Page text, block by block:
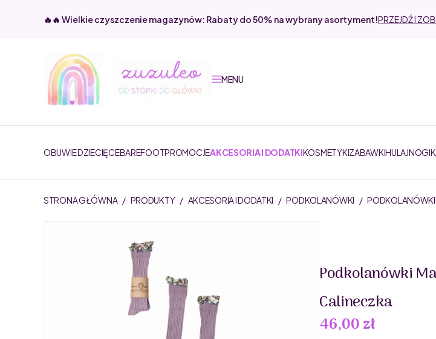
🔥🔥 Wielkie czyszczenie magazynów: Rabaty do 50% na wybrany asortyment!PRZEJDŹ I
MENU
OBUWIE DZIECIĘCEBAREFOOTPROMOCJEAKCESORIA I DODATKIKOSMETYKIZABAWKIHULAJNOGI
STRONA GŁÓWNA / PRODUKTY / AKCESORIA I DODATKI / PODKOLANÓWKI /
Podkolanówki
Calineczka
46,00 zł